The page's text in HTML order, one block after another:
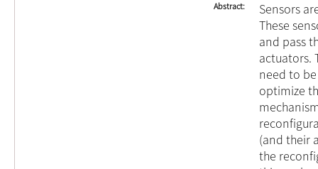
Abstract
Sensors
These
and pass
actuators.
need to
optimize
(and their
the